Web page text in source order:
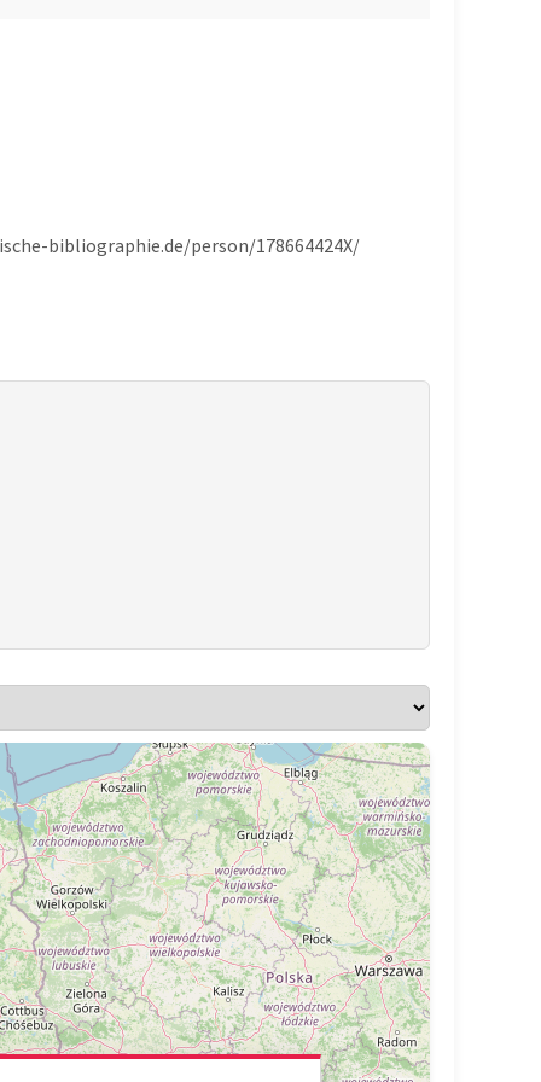
bibliographie.de/person/178664424X/